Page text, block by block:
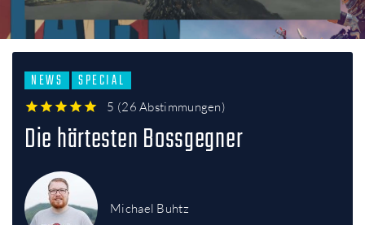
NEWS SPECIAL
5 (26 Abstimmungen)
Die härtesten Bossgegner
Michael Buhtz